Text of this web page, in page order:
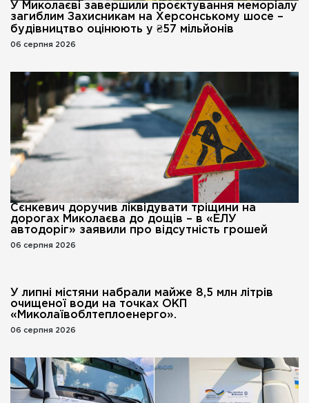
У Миколаєві завершили проєктування меморіалу
загиблим Захисникам на Херсонському шосе –
будівництво оцінюють у ₴57 мільйонів
06 серпня 2026
Сєнкевич доручив ліквідувати тріщини на
дорогах Миколаєва до дощів – в «ЕЛУ
автодоріг» заявили про відсутність грошей
06 серпня 2026
У липні містяни набрали майже 8,5 млн літрів
очищеної води на точках ОКП
«Миколаївоблтеплоенерго».
06 серпня 2026